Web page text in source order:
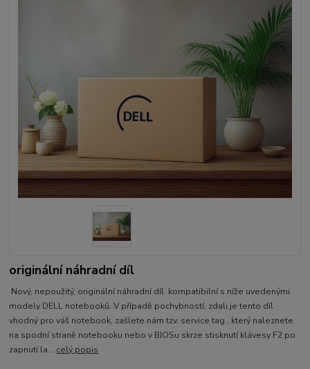
originální náhradní díl
Nový, nepoužitý, originální náhradní díl kompatibilní s níže uvedenými
modely DELL notebooků. V případě pochybností, zdali je tento díl
vhodný pro váš notebook, zašlete nám tzv. service tag , který naleznete
na spodní straně notebooku nebo v BIOSu skrze stisknutí klávesy F2 po
zapnutí la... celý popis